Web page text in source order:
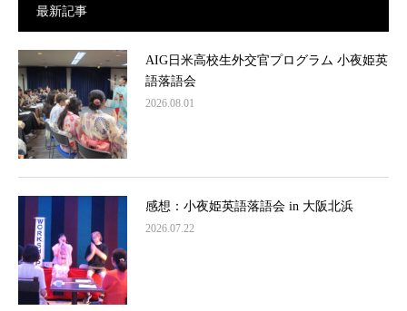
最新記事
AIG日米高校生外交官プログラム 小夜姫英
語落語会
2026.08.01
感想：小夜姫英語落語会 in 大阪北浜
2026.07.22